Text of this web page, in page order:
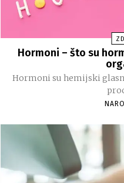
Hormoni – što su
Hormoni su hemijski